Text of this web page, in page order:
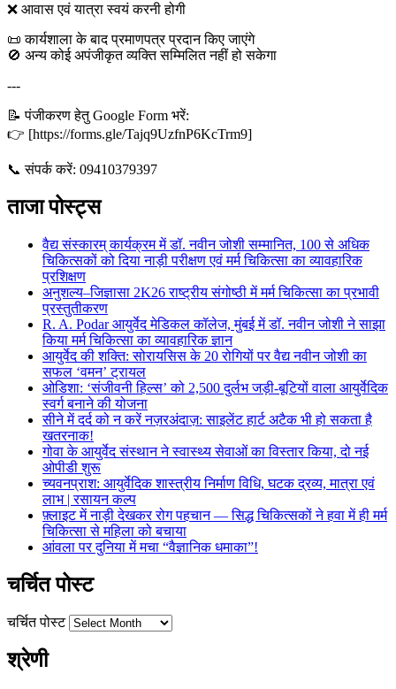
❌ आवास एवं यात्रा स्वयं करनी होगी
📜 कार्यशाला के बाद प्रमाणपत्र प्रदान किए जाएंगे
🚫 अन्य कोई अपंजीकृत व्यक्ति सम्मिलित नहीं हो सकेगा
---
📝 पंजीकरण हेतु Google Form भरें:
👉 [https://forms.gle/Tajq9UzfnP6KcTrm9]
📞 संपर्क करें: 09410379397
ताजा पोस्ट्स
वैद्य संस्कारम् कार्यक्रम में डॉ. नवीन जोशी सम्मानित, 100 से अधिक
चिकित्सकों को दिया नाड़ी परीक्षण एवं मर्म चिकित्सा का व्यावहारिक
प्रशिक्षण
अनुशल्य–जिज्ञासा 2K26 राष्ट्रीय संगोष्ठी में मर्म चिकित्सा का प्रभावी
प्रस्तुतीकरण
R. A. Podar आयुर्वेद मेडिकल कॉलेज, मुंबई में डॉ. नवीन जोशी ने साझा
किया मर्म चिकित्सा का व्यावहारिक ज्ञान
आयुर्वेद की शक्ति: सोरायसिस के 20 रोगियों पर वैद्य नवीन जोशी का
सफल ‘वमन’ ट्रायल
ओडिशा: ‘संजीवनी हिल्स’ को 2,500 दुर्लभ जड़ी-बूटियों वाला आयुर्वेदिक
स्वर्ग बनाने की योजना
सीने में दर्द को न करें नज़रअंदाज़: साइलेंट हार्ट अटैक भी हो सकता है
खतरनाक!
गोवा के आयुर्वेद संस्थान ने स्वास्थ्य सेवाओं का विस्तार किया, दो नई
ओपीडी शुरू
च्यवनप्राश: आयुर्वेदिक शास्त्रीय निर्माण विधि, घटक द्रव्य, मात्रा एवं
लाभ | रसायन कल्प
फ़्लाइट में नाड़ी देखकर रोग पहचान — सिद्ध चिकित्सकों ने हवा में ही मर्म
चिकित्सा से महिला को बचाया
आंवला पर दुनिया में मचा “वैज्ञानिक धमाका”!
चर्चित पोस्ट
चर्चित पोस्ट
श्रेणी